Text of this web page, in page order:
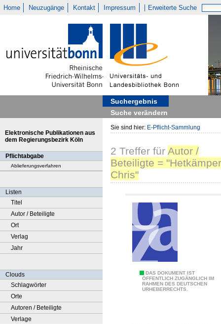
Home Neuzugänge Kontakt Impressum Erweiterte Suche
Suchergebnis
Suche verändern
Elektronische Publikationen aus
dem Regierungsbezirk Köln
Pflichtabgabe
Ablieferungsverfahren
Listen
Titel
Autor / Beteiligte
Ort
Verlag
Jahr
Clouds
Schlagwörter
Orte
Autoren / Beteiligte
Verlage
Sie sind hier: E-Pflicht-Sammlung
2 Treffer für Autor /
Beteiligte =
Chris"
DAS DOKUMENT IST
ÖFFENTLICH ZUGÄNGLICH IM
RAHMEN DES DEUTSCHEN
URHEBERRECHTS.